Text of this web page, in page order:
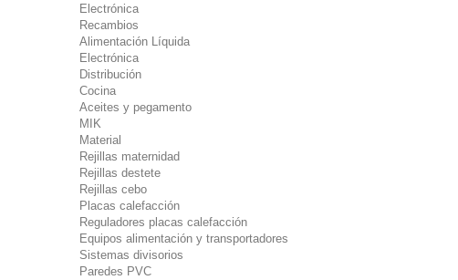
Electrónica
Recambios
Alimentación Líquida
Electrónica
Distribución
Cocina
Aceites y pegamento
MIK
Material
Rejillas maternidad
Rejillas destete
Rejillas cebo
Placas calefacción
Reguladores placas calefacción
Equipos alimentación y transportadores
Sistemas divisorios
Paredes PVC